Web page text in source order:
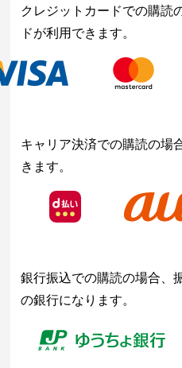
クレジットカードでの購読
ドが利用できます。
キャリア決済での購読の場
きます。
銀行振込での購読の場合、
の銀行になります。